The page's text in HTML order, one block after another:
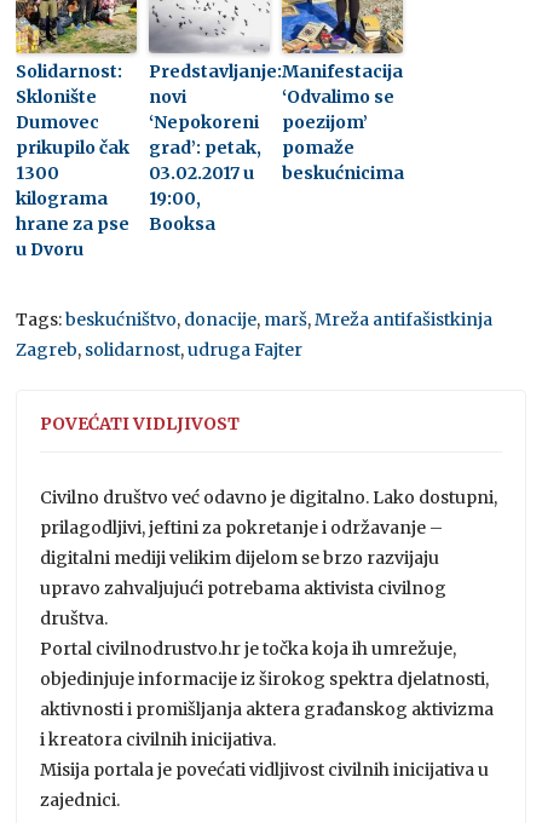
Solidarnost:
Sklonište
Dumovec
prikupilo čak
1300
kilograma
hrane za pse
u Dvoru
Predstavljanje:
novi
‘Nepokoreni
grad’: petak,
03.02.2017 u
19:00,
Booksa
Manifestacija
‘Odvalimo se
poezijom’
pomaže
beskućnicima
Tags:beskućništvo, donacije, marš,Mreža antifašistkinja
Zagreb, solidarnost,udruga Fajter
POVEĆATI VIDLJIVOST
Civilno društvo već odavno je digitalno. Lako dostupni,
prilagodljivi, jeftini za pokretanje i održavanje –
digitalni mediji velikim dijelom se brzo razvijaju
upravo zahvaljujući potrebama aktivista civilnog
društva.
Portal civilnodrustvo.hr je točka koja ih umrežuje,
objedinjuje informacije iz širokog spektra djelatnosti,
aktivnosti i promišljanja aktera građanskog aktivizma
i kreatora civilnih inicijativa.
Misija portala je povećati vidljivost civilnih inicijativa u
zajednici.